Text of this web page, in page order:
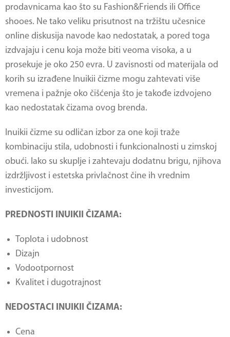
prodavnicama kao što su Fashion&Friends ili Office
shooes. Ne tako veliku prisutnost na tržištu učesnice
online diskusija navode kao nedostatak, a pored toga
izdvajaju i cenu koja može biti veoma visoka, a u
prosekuje je oko 250 evra. U zavisnosti od materijala od
korih su izrađene Inuikii čizme mogu zahtevati više
vremena i pažnje oko čišćenja što je takođe izdvojeno
kao nedostatak čizama ovog brenda.
Inuikii čizme su odličan izbor za one koji traže
kombinaciju stila, udobnosti i funkcionalnosti u zimskoj
obući. Iako su skuplje i zahtevaju dodatnu brigu, njihova
izdržljivost i estetska privlačnost čine ih vrednim
investicijom.
PREDNOSTI INUIKII ČIZAMA:
Toplota i udobnost
Dizajn
Vodootpornost
Kvalitet i dugotrajnost
NEDOSTACI INUIKII ČIZAMA:
Cena